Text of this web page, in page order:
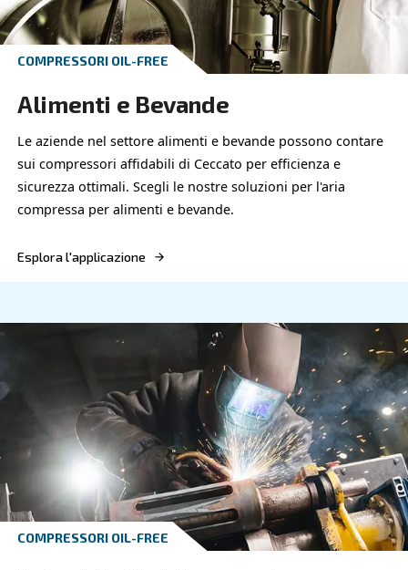
COMPRESSORI OIL-FREE
Industria elettronica
Ottimizza la tua produzione con i compressori
rispetta gli standard industriali con le soluzioni
aria compressa per l’elettronica.